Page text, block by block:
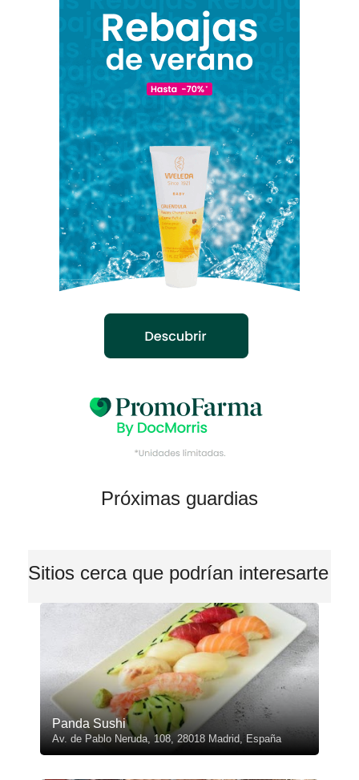
Próximas guardias
Sitios cerca que podrían interesarte
Panda Sushi
Av. de Pablo Neruda, 108, 28018 Madrid, España